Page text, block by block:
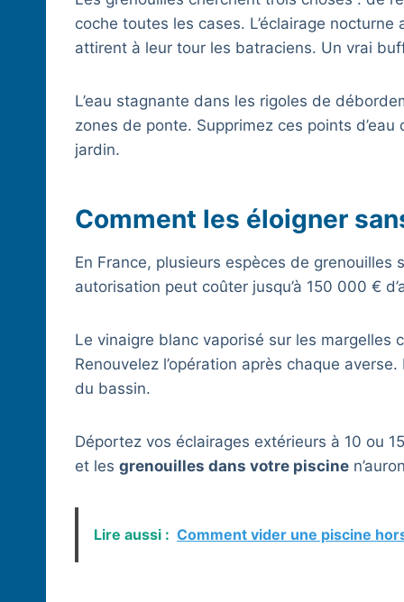
coche toutes les cases. L’éclairage
attirent à leur tour les batraciens. Un vrai
L’eau stagnante dans les rigoles de
zones de ponte. Supprimez ces points
jardin.
Comment les éloigner
En France, plusieurs espèces de
autorisation peut coûter jusqu’à 150 000 €
Le vinaigre blanc vaporisé sur les margelles
Renouvelez l’opération après chaque
du bassin.
Déportez vos éclairages extérieurs à 10 ou
et les grenouilles dans votre piscine
Lire aussi : Comment vider une piscine